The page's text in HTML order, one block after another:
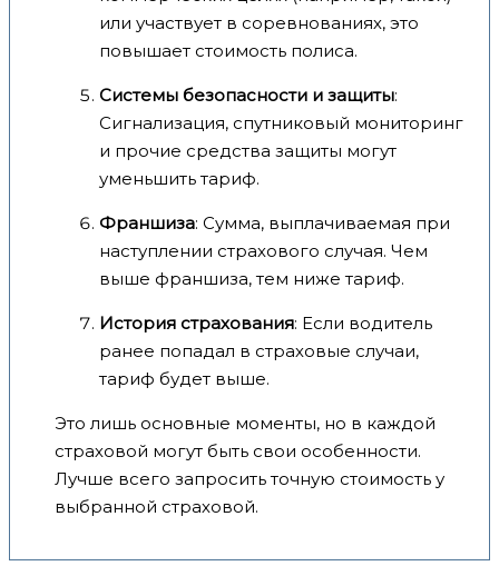
или участвует в соревнованиях, это
повышает стоимость полиса.
Системы безопасности и защиты:
Сигнализация, спутниковый мониторинг
и прочие средства защиты могут
уменьшить тариф.
Франшиза: Сумма, выплачиваемая при
наступлении страхового случая. Чем
выше франшиза, тем ниже тариф.
История страхования: Если водитель
ранее попадал в страховые случаи,
тариф будет выше.
Это лишь основные моменты, но в каждой
страховой могут быть свои особенности.
Лучше всего запросить точную стоимость у
выбранной страховой.